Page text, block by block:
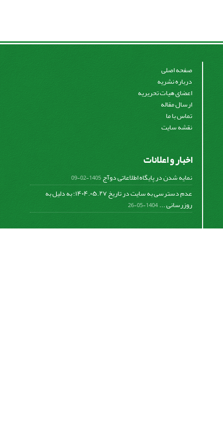
صفحه اصلی
درباره نشریه
اعضای هیات تحریریه
ارسال مقاله
تماس با ما
نقشه سایت
اخبار و اعلانات
نمایه شدن در پایگاه اطلاعاتی دوآج1405-02-09
عدم دسترسی به سایت در تاریخ ۱۴۰۴.۰۵.۲۷؛ به دلیل به
روزرسانی ...1404-05-26